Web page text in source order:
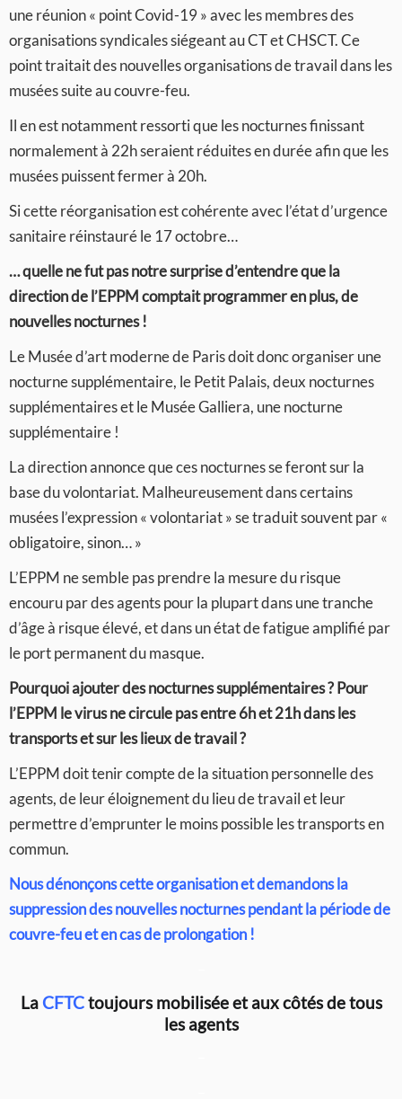
une réunion « point Covid-19 » avec les membres des
organisations syndicales siégeant au CT et CHSCT. Ce
point traitait des nouvelles organisations de travail dans les
musées suite au couvre-feu.
Il en est notamment ressorti que les nocturnes finissant
normalement à 22h seraient réduites en durée afin que les
musées puissent fermer à 20h.
Si cette réorganisation est cohérente avec l’état d’urgence
sanitaire réinstauré le 17 octobre…
… quelle ne fut pas notre surprise d’entendre que la
direction de l’EPPM comptait programmer en plus, de
nouvelles nocturnes !
Le Musée d’art moderne de Paris doit donc organiser une
nocturne supplémentaire, le Petit Palais, deux nocturnes
supplémentaires et le Musée Galliera, une nocturne
supplémentaire !
La direction annonce que ces nocturnes se feront sur la
base du volontariat. Malheureusement dans certains
musées l’expression « volontariat » se traduit souvent par «
obligatoire, sinon… »
L’EPPM ne semble pas prendre la mesure du risque
encouru par des agents pour la plupart dans une tranche
d’âge à risque élevé, et dans un état de fatigue amplifié par
le port permanent du masque.
Pourquoi ajouter des nocturnes supplémentaires ? Pour
l’EPPM le virus ne circule pas entre 6h et 21h dans les
transports et sur les lieux de travail ?
L’EPPM doit tenir compte de la situation personnelle des
agents, de leur éloignement du lieu de travail et leur
permettre d’emprunter le moins possible les transports en
commun.
Nous dénonçons cette organisation et demandons la
suppression des nouvelles nocturnes pendant la période de
couvre-feu et en cas de prolongation !
LaCFTCtoujours mobilisée et aux côtés de tous
les agents